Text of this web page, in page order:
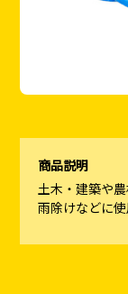
商品説明
土木・建築や
雨除けなどに